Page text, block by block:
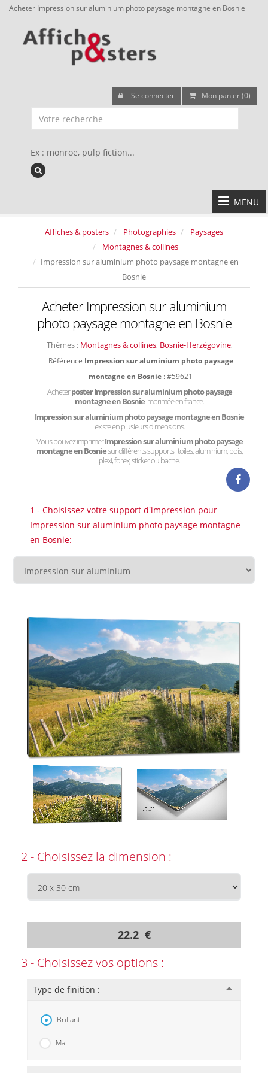
Acheter Impression sur aluminium photo paysage montagne en Bosnie
Se connecter Mon panier (0)
Ex : monroe, pulp fiction...
MENU
Affiches & posters Photographies
Paysages
Montagnes & collines
Impression sur aluminium photo paysage montagne en
Bosnie
Acheter Impression sur aluminium
photo paysage montagne en Bosnie
Thèmes : Montagnes & collines, Bosnie-Herzégovine,
Référence Impression sur aluminium photo paysage
montagne en Bosnie : #59621
Acheterposter Impression sur aluminium photo paysage
montagne en Bosnieimprimée en france.
Impression sur aluminium photo paysage montagne en Bosnie
existe en plusieurs dimensions.
Vous pouvez imprimerImpression sur aluminium photo paysage
montagne en Bosniesur différents supports : toiles, aluminium, bois,
plexi, forex, sticker ou bache.
1 - Choisissez votre support d'impression pour
Impression sur aluminium photo paysage montagne
en Bosnie:
2 - Choisissez la dimension :
22.2 €
3 - Choisissez vos options :
Type de finition :
Brillant
Mat